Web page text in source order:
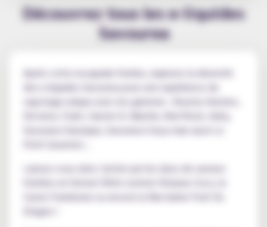
Découvrez tous les e-liquides
Savourea
Après votre escapade fruitée, explorez la diversité
des e-liquides Savourea pour une expérience de
vapotage unique avec les gammes : Bounty Hunters,
Savourea Classique, Savourea Crazy mais aussi Le
Laissez-vous donc tenter par les duos de saveurs
Dragon !